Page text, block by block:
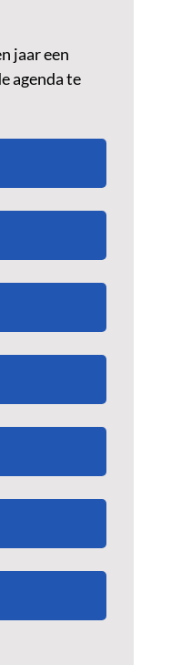
jaar een
agenda te